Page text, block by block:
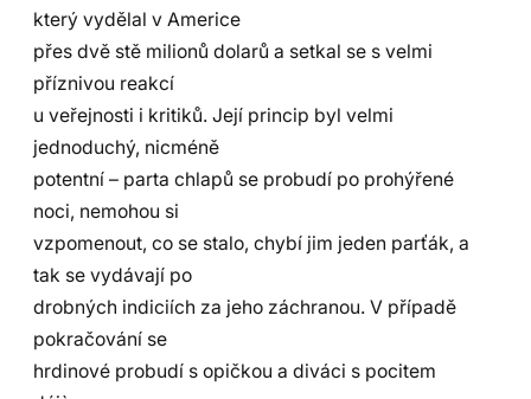
který vydělal v Americe
přes dvě stě milionů dolarů a setkal se s velmi
příznivou reakcí
u veřejnosti i kritiků. Její princip byl velmi
jednoduchý, nicméně
potentní – parta chlapů se probudí po prohýřené
noci, nemohou si
vzpomenout, co se stalo, chybí jim jeden parťák, a
tak se vydávají po
drobných indiciích za jeho záchranou. V případě
pokračování se
hrdinové probudí s opičkou a diváci s pocitem